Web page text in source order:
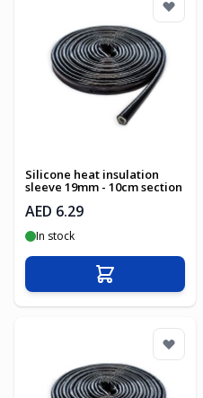
Silicone heat insulation
sleeve 19mm - 10cm section
AED 6.29
In stock
Add to Cart